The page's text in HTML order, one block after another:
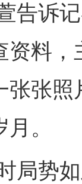
诉
资料
张张
。
势如